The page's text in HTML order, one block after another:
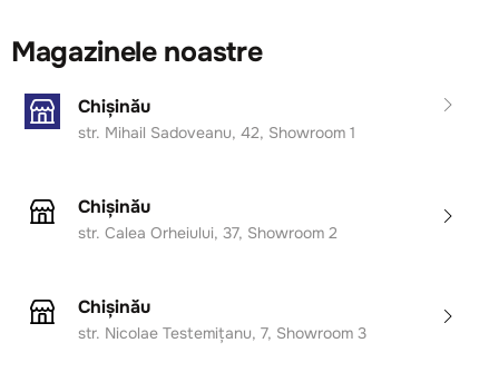
Magazinele noastre
Chișinău
str. Mihail Sadoveanu, 42, Showroom 1
Chișinău
str. Calea Orheiului, 37, Showroom 2
Chișinău
str. Nicolae Testemițanu, 7, Showroom 3